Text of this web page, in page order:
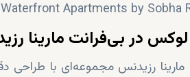
در بی‌فرانت مارینا